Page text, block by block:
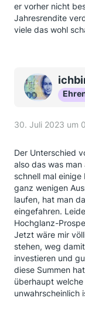
er vorher nicht
Jahresrendite
viele das wohl
30. Juli 2023 um
Der Unterschied
also das was
schnell mal
ganz wenigen
laufen, hat man
eingefahren.
Hochglanz-
Jetzt wäre mir
stehen, weg
investieren und
diese Summen
überhaupt
unwahrscheinlich